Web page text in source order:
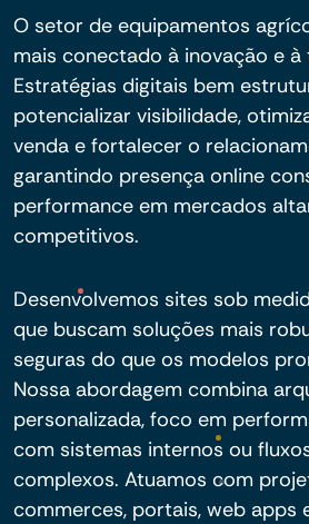
O setor de equipamentos
mais conectado à inovação e à
Estratégias digitais bem
potencializar visibilidade,
venda e fortalecer o
garantindo presença online
performance em mercados
competitivos.
Desenvolvemos sites sob
que buscam soluções mais
seguras do que os modelos
Nossa abordagem combina
personalizada, foco em
com sistemas internos ou
complexos. Atuamos com
commerces, portais, web apps